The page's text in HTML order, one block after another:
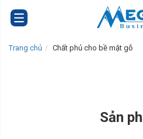
Trang chủ Chất phủ cho bề mặt gỗ
Sản